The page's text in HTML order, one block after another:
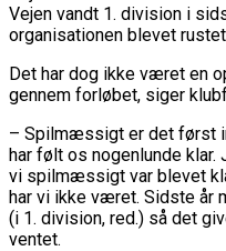
Vejen vandt 1. division i
organisationen blevet
Det har dog ikke været en
gennem forløbet, siger
– Spilmæssigt er det først
har følt os nogenlunde klar.
vi spilmæssigt var blevet
har vi ikke været. Sidste år
(i 1. division, red.) så det
ventet.